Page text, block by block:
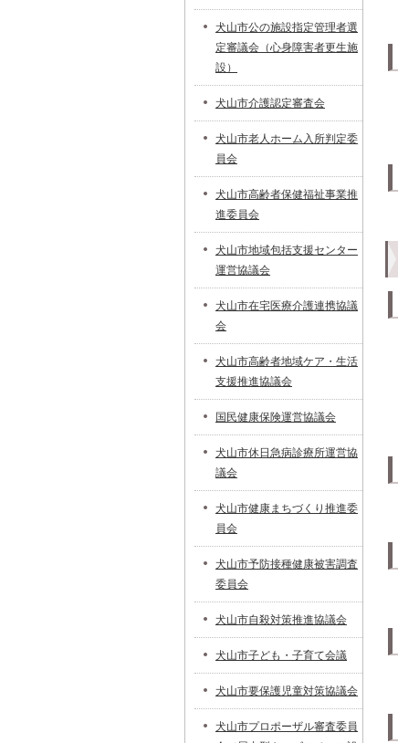
犬山市公の施設指定管理者選
定審議会（心身障害者更生施
設）
犬山市介護認定審査会
犬山市老人ホーム入所判定委
員会
犬山市高齢者保健福祉事業推
進委員会
犬山市地域包括支援センター
運営協議会
犬山市在宅医療介護連携協議
会
犬山市高齢者地域ケア・生活
支援推進協議会
国民健康保険運営協議会
犬山市休日急病診療所運営協
議会
犬山市健康まちづくり推進委
員会
犬山市予防接種健康被害調査
委員会
犬山市自殺対策推進協議会
犬山市子ども・子育て会議
犬山市要保護児童対策協議会
犬山市プロポーザル審査委員